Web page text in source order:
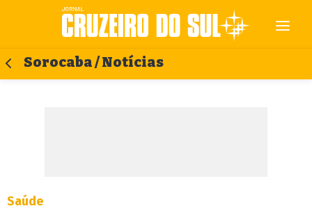
Sorocaba / Notícias
Saúde